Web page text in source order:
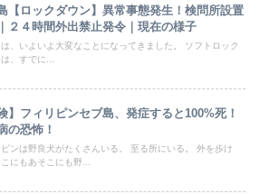
【ロックダウン】異常事態発生！検問所設置
２４時間外出禁止発令｜現在の様子
、いよいよ大変なことになってきました。 ソフトロック
、すでに...
険】フィリピンセブ島、発症すると100%死！
の恐怖！
ンは野良犬がたくさんいる。 至る所にいる。 外を歩け
にもあそこにも野...